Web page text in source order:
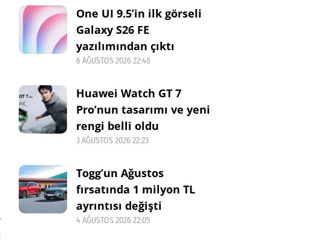
One UI 9.5’in ilk görseli
Galaxy S26 FE
yazılımından çıktı
6 AĞUSTOS 2026 22:46
Huawei Watch GT 7
Pro’nun tasarımı ve yeni
rengi belli oldu
3 AĞUSTOS 2026 22:23
Togg’un Ağustos
fırsatında 1 milyon TL
ayrıntısı değişti
4 AĞUSTOS 2026 22:05